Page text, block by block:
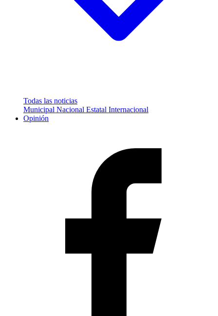
Todas las noticias
Municipal Nacional Estatal Internacional
Opinión